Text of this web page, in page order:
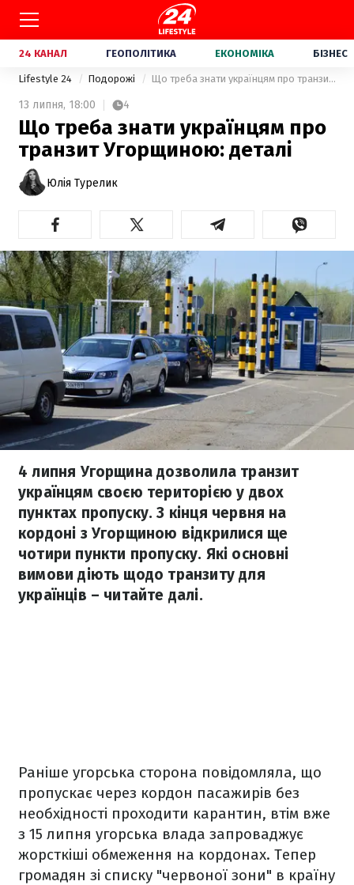
24 КАНАЛ ГЕОПОЛІТИКА ЕКОНОМІКА БІЗНЕС
Lifestyle 24 Подорожі Що треба знати українцям про транзит Угорщиною: деталі
13 липня, 18:00 4
Що треба знати українцям про
транзит Угорщиною: деталі
Юлія Турелик
4 липня Угорщина дозволила транзит
українцям своєю територією у двох
пунктах пропуску. З кінця червня на
кордоні з Угорщиною відкрилися ще
чотири пункти пропуску. Які основні
вимови діють щодо транзиту для
українців – читайте далі.
Раніше угорська сторона повідомляла, що
пропускає через кордон пасажирів без
необхідності проходити карантин, втім вже
з 15 липня угорська влада запроваджує
жорсткіші обмеження на кордонах. Тепер
громадян зі списку "червоної зони" в країну